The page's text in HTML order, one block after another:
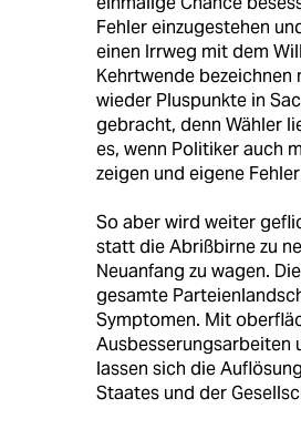
Fehler einzugestehen
einen Irrweg mit dem
Kehrtwende bezeichnen
wieder Pluspunkte in
gebracht, denn Wähler
es, wenn Politiker auch
zeigen und eigene
So aber wird weiter
statt die Abrißbirne zu
Neuanfang zu wagen.
gesamte
Symptomen. Mit
Ausbesserungsarbeiten
lassen sich die
Staates und der